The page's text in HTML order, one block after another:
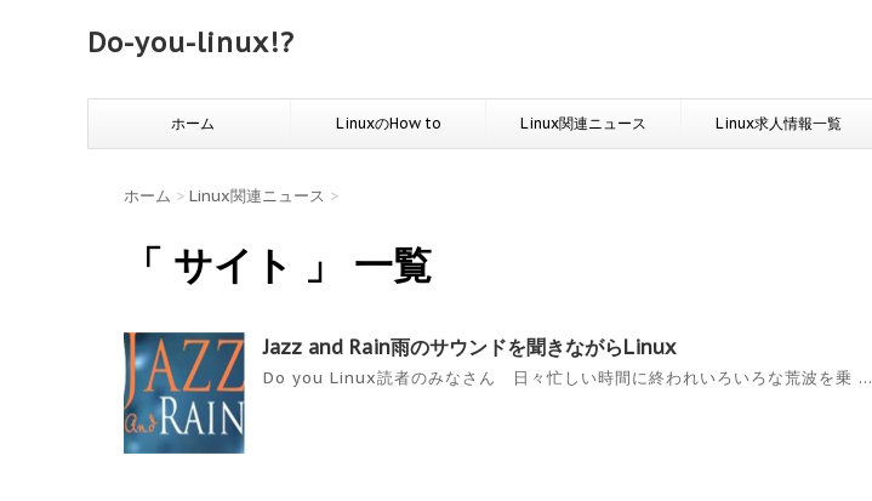
Do-you-linux!?
ホーム LinuxのHow to Linux関連ニュース Linux求人情報一覧
ホーム > Linux関連ニュース >
「 サイト 」 一覧
Jazz and Rain雨のサウンドを聞きながらLinux
Do you Linux読者のみなさん 日々忙しい時間に終われいろいろな荒波を乗 ...